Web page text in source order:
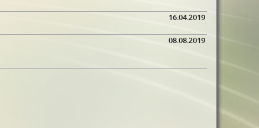
16.04.2019
08.08.2019